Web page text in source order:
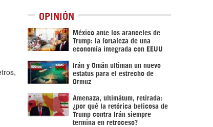
OPINIÓN
México ante los aranceles de
Trump: la fortaleza de una
economía integrada con EEUU
Irán y Omán ultiman un nuevo
estatus para el estrecho de
Ormuz
Amenaza, ultimátum, retirada:
¿por qué la retórica belicosa de
Trump contra Irán siempre
termina en retroceso?